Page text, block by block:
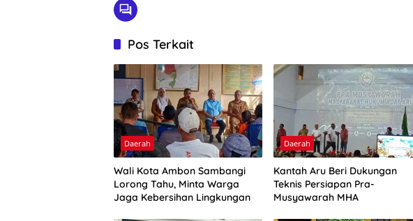
Pos Terkait
Daerah
Wali Kota Ambon Sambangi
Lorong Tahu, Minta Warga
Jaga Kebersihan Lingkungan
Daerah
Kantah Aru Beri Dukungan
Teknis Persiapan Pra-
Musyawarah MHA